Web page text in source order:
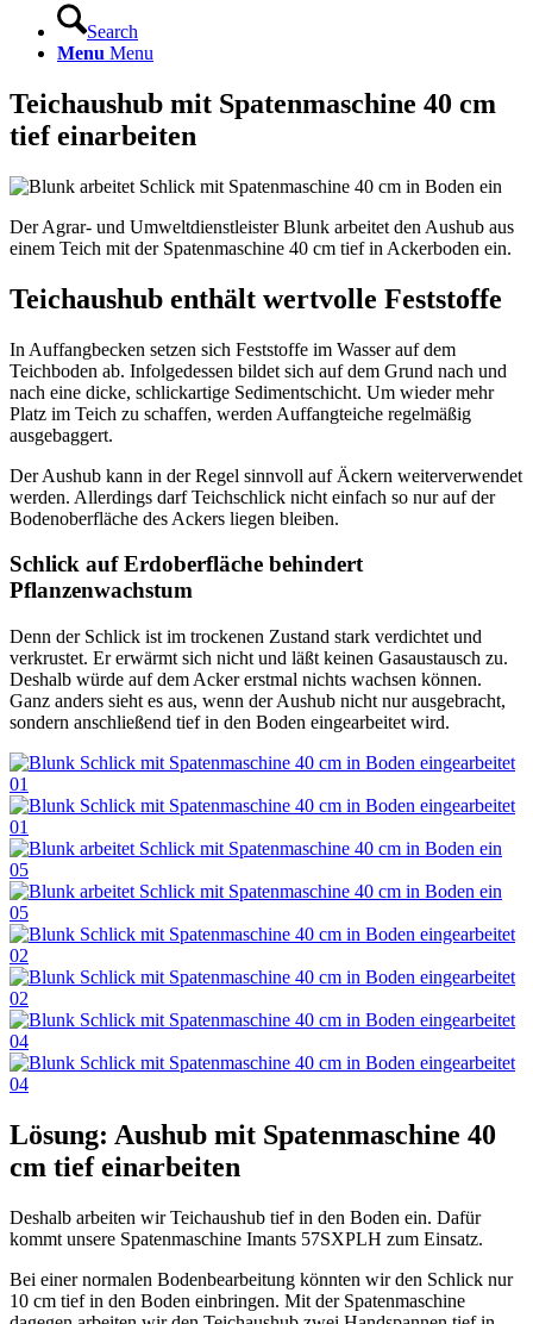
Search
Menu Menu
Teichaushub mit Spatenmaschine 40 cm
tief einarbeiten
Der Agrar- und Umweltdienstleister Blunk arbeitet den Aushub aus
einem Teich mit der Spatenmaschine 40 cm tief in Ackerboden ein.
Teichaushub enthält wertvolle Feststoffe
In Auffangbecken setzen sich Feststoffe im Wasser auf dem
Teichboden ab. Infolgedessen bildet sich auf dem Grund nach und
nach eine dicke, schlickartige Sedimentschicht. Um wieder mehr
Platz im Teich zu schaffen, werden Auffangteiche regelmäßig
ausgebaggert.
Der Aushub kann in der Regel sinnvoll auf Äckern weiterverwendet
werden. Allerdings darf Teichschlick nicht einfach so nur auf der
Bodenoberfläche des Ackers liegen bleiben.
Schlick auf Erdoberfläche behindert
Pflanzenwachstum
Denn der Schlick ist im trockenen Zustand stark verdichtet und
verkrustet. Er erwärmt sich nicht und läßt keinen Gasaustausch zu.
Deshalb würde auf dem Acker erstmal nichts wachsen können.
Ganz anders sieht es aus, wenn der Aushub nicht nur ausgebracht,
sondern anschließend tief in den Boden eingearbeitet wird.
Lösung: Aushub mit Spatenmaschine 40
cm tief einarbeiten
Deshalb arbeiten wir Teichaushub tief in den Boden ein. Dafür
kommt unsere Spatenmaschine Imants 57SXPLH zum Einsatz.
Bei einer normalen Bodenbearbeitung könnten wir den Schlick nur
10 cm tief in den Boden einbringen. Mit der Spatenmaschine